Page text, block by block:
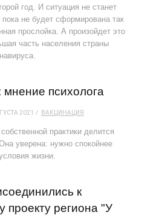
год. И ситуация не станет
не будет сформирована так
прослойка. А произойдет это
часть населения страны
мнение психолога
2021 ВАКЦИНАЦИЯ
практики делится
уверена: нужно спокойнее
жизни.
к
проекту региона "У